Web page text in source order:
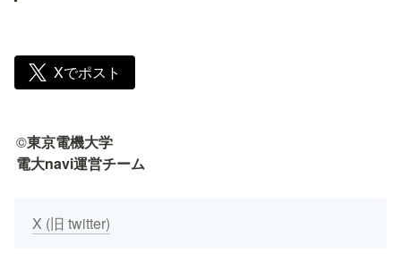
Xでポスト
©東京電機大学
電大navi運営チーム
X (旧 twitter)